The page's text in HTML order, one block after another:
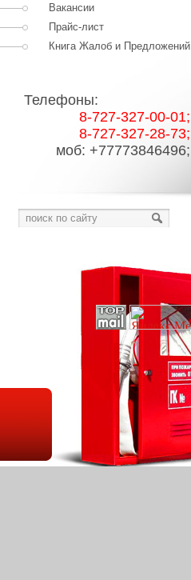
Вакансии
Прайс-лист
Книга Жалоб и Предложений
Телефоны:
8-727-327-00-01;
8-727-327-28-73;
моб: +77773846496;